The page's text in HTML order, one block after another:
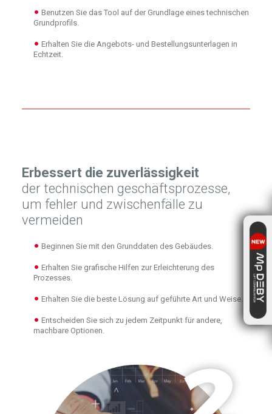
Benutzen Sie das Tool auf der Grundlage eines technischen
Grundprofils.
Erhalten Sie die Angebots- und Bestellungsunterlagen in
Echtzeit.
Erbessert die zuverlässigkeit
der technischen geschäftsprozesse,
um fehler und zwischenfälle zu
vermeiden
Beginnen Sie mit den Grunddaten des Gebäudes.
Erhalten Sie grafische Hilfen zur Erleichterung des
Prozesses.
Erhalten Sie die beste Lösung auf geführte Art und Weise.
Entscheiden Sie sich zu jedem Zeitpunkt für andere,
machbare Optionen.